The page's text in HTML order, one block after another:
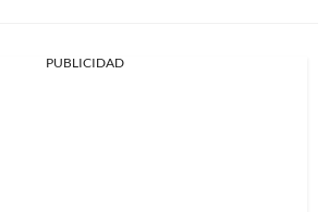
PUBLICIDAD